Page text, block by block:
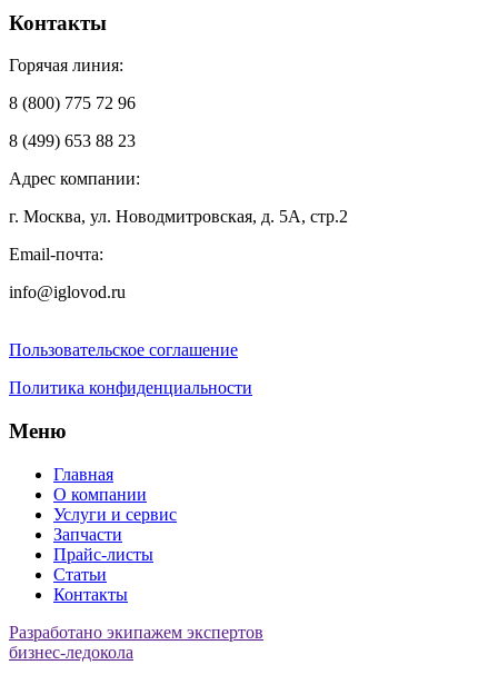
Контакты
Горячая линия:
8 (800) 775 72 96
8 (499) 653 88 23
Адрес компании:
г. Москва, ул. Новодмитровская, д. 5А, стр.2
Email-почта:
info@iglovod.ru
Пользовательское соглашение
Политика конфиденциальности
Меню
Главная
О компании
Услуги и сервис
Запчасти
Прайс-листы
Статьи
Контакты
Разработано экипажем экспертов
бизнес-ледокола